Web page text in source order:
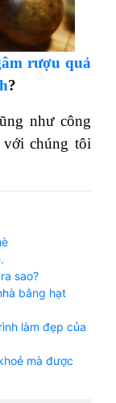
rượu quả
?
như công
chúng tôi
sao?
bằng hạt
làm đẹp của
mà được